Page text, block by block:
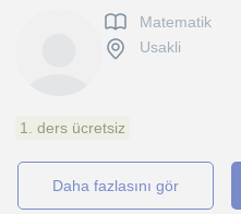
Matematik
Usakli
1. ders ücretsiz
daha fazlasını gör